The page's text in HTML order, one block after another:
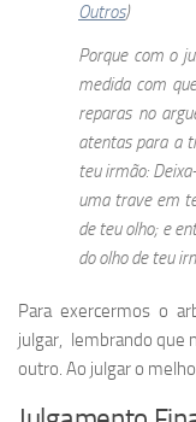
Outros)
Porque com o
medida com
reparas no
atentas para a
teu irmão:
uma trave em
de teu olho; e
do olho de teu
Para exercermos o
julgar, lembrando que
outro. Ao julgar o